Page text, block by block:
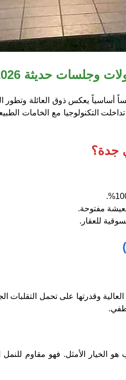
وجلسات حديثة 2026
أساسياً يعكس ذوق العائلة وتطور
حيث تداخلت التكنولوجيا مع الخامات
جدة؟
مفتوحة.
للعقار.
وقدرتها على تحمل التقلبات
الأمثل. فهو مقاوم للنمل